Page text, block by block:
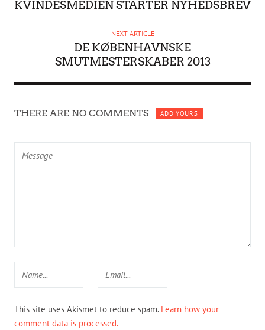
O
KVINDESMEDIEN STARTER NYHEDSBREV
NEXT ARTICLE
DE KØBENHAVNSKE
SMUTMESTERSKABER 2013
THERE ARE NO COMMENTS ADD YOURS
This site uses Akismet to reduce spam. Learn how your
comment data is processed.